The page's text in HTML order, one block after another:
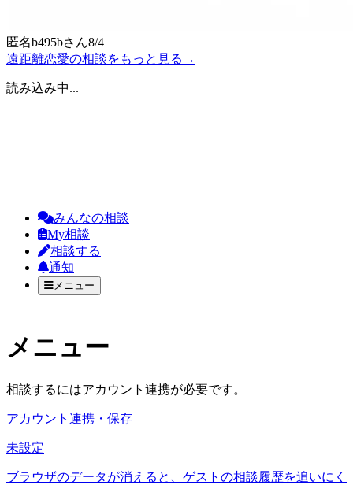
匿名b495bさん8/4
遠距離恋愛の相談をもっと見る →
読み込み中...
みんなの相談
My相談
相談する
通知
メニュー
メニュー
相談するにはアカウント連携が必要です。
アカウント連携・保存
未設定
ブラウザのデータが消えると、ゲストの相談履歴を追いにく